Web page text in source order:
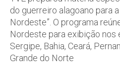
do guerreiro alagoano para
Nordeste”. O programa
Nordeste para exibição nos
Sergipe, Bahia, Ceará,
Grande do Norte